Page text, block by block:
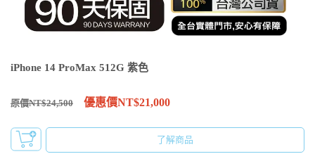
iPhone 14 ProMax 512G 紫色
原價NT$24,500 優惠價NT$21,000
了解商品